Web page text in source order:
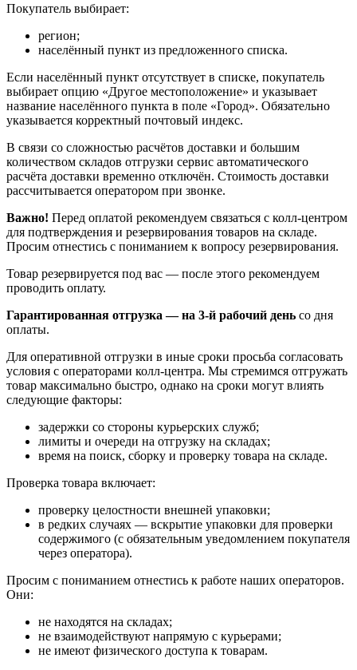
Покупатель выбирает:
регион;
населённый пункт из предложенного списка.
Если населённый пункт отсутствует в списке, покупатель
выбирает опцию «Другое местоположение» и указывает
название населённого пункта в поле «Город». Обязательно
указывается корректный почтовый индекс.
В связи со сложностью расчётов доставки и большим
количеством складов отгрузки сервис автоматического
расчёта доставки временно отключён. Стоимость доставки
рассчитывается оператором при звонке.
Важно! Перед оплатой рекомендуем связаться с колл‑центром
для подтверждения и резервирования товаров на складе.
Просим отнестись с пониманием к вопросу резервирования.
Товар резервируется под вас — после этого рекомендуем
проводить оплату.
Гарантированная отгрузка — на 3‑й рабочий день со дня
оплаты.
Для оперативной отгрузки в иные сроки просьба согласовать
условия с операторами колл‑центра. Мы стремимся отгружать
товар максимально быстро, однако на сроки могут влиять
следующие факторы:
задержки со стороны курьерских служб;
лимиты и очереди на отгрузку на складах;
время на поиск, сборку и проверку товара на складе.
Проверка товара включает:
проверку целостности внешней упаковки;
в редких случаях — вскрытие упаковки для проверки
содержимого (с обязательным уведомлением покупателя
через оператора).
Просим с пониманием отнестись к работе наших операторов.
Они:
не находятся на складах;
не взаимодействуют напрямую с курьерами;
не имеют физического доступа к товарам.